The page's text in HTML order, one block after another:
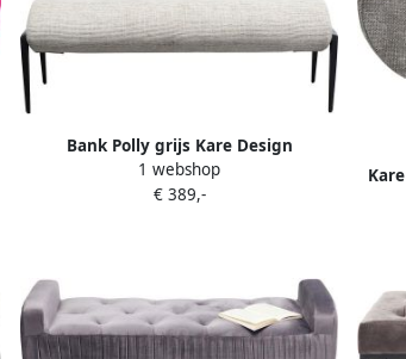
Bank Polly grijs Kare Design
1 webshop
€ 389,-